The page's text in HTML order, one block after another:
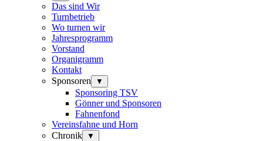
Das sind Wir
Turnbetrieb
Wo turnen wir
Jahresprogramm
Vorstand
Organigramm
Kontakt
Sponsoren
▼
Sponsoring TSV
Gönner und Sponsoren
Fahnenfond
Vereinsfahne und Horn
Chronik
▼